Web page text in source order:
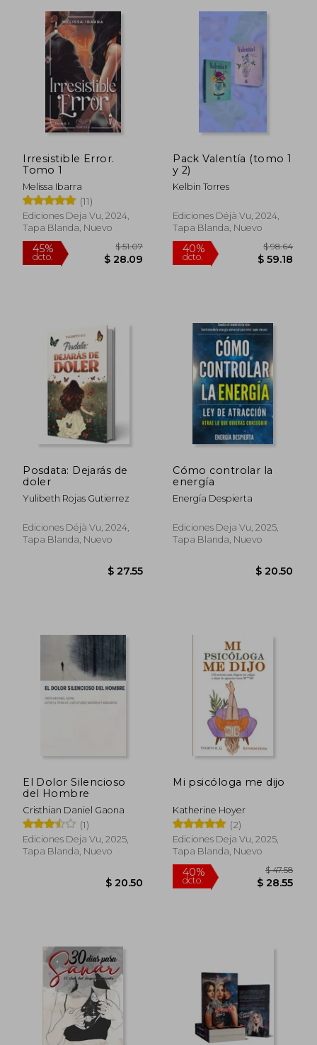
45%
dcto. $ 27.50
Irresistible Error.
Tomo 1
Melissa Ibarra
(11)
Ediciones Deja Vu, 2024,
Tapa Blanda, Nuevo
45%
Pack Valentía (tomo 1
y 2)
Kelbin Torres
Ediciones Déjà Vu, 2024,
Tapa Blanda, Nuevo
40%
Posdata: Dejarás de
doler
Yulibeth Rojas Gutierrez
Ediciones Déjà Vu, 2024,
Tapa Blanda, Nuevo
Cómo controlar la
energía
Energía Despierta
Ediciones Deja Vu, 2025,
Tapa Blanda, Nuevo
El Dolor Silencioso
del Hombre
Cristhian Daniel Gaona
(1)
Ediciones Deja Vu, 2025,
Tapa Blanda, Nuevo
Mi psicóloga me dijo
Katherine Hoyer
(2)
Ediciones Deja Vu, 2025,
Tapa Blanda, Nuevo